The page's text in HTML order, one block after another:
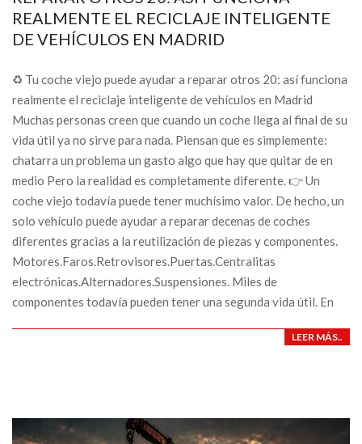
REALMENTE EL RECICLAJE INTELIGENTE
DE VEHÍCULOS EN MADRID
♻️ Tu coche viejo puede ayudar a reparar otros 20: así funciona
realmente el reciclaje inteligente de vehículos en Madrid
Muchas personas creen que cuando un coche llega al final de su
vida útil ya no sirve para nada. Piensan que es simplemente:
chatarra un problema un gasto algo que hay que quitar de en
medio Pero la realidad es completamente diferente. 👉 Un
coche viejo todavía puede tener muchísimo valor. De hecho, un
solo vehículo puede ayudar a reparar decenas de coches
diferentes gracias a la reutilización de piezas y componentes.
Motores.Faros.Retrovisores.Puertas.Centralitas
electrónicas.Alternadores.Suspensiones. Miles de
componentes todavía pueden tener una segunda vida útil. En
LEER MÁS..